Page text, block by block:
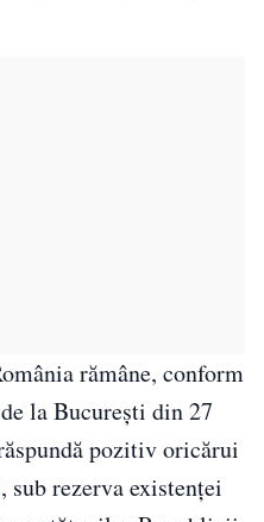
rămâne, conform
la București din 27
pozitiv oricărui
sub rezerva existenței